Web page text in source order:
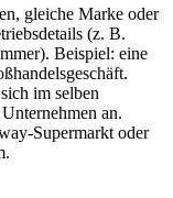
gleiche Marke oder
(z. B.
Beispiel: eine
im selben
an.
Supermarkt oder